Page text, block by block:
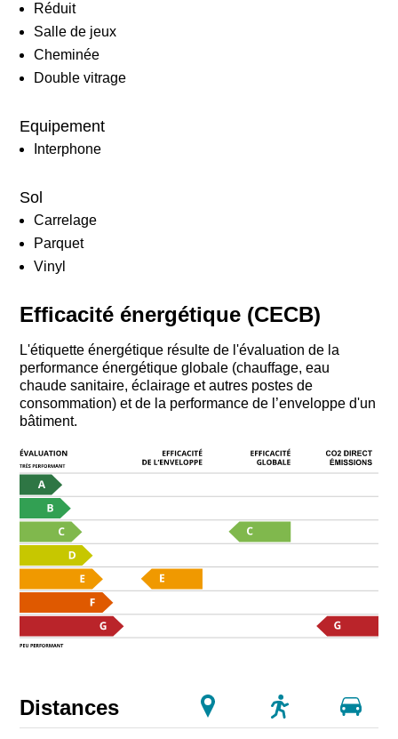
Réduit
Salle de jeux
Cheminée
Double vitrage
Equipement
Interphone
Sol
Carrelage
Parquet
Vinyl
Efficacité énergétique (CECB)
L'étiquette énergétique résulte de l'évaluation de la
performance énergétique globale (chauffage, eau
chaude sanitaire, éclairage et autres postes de
consommation) et de la performance de l’enveloppe d'un
bâtiment.
Distances